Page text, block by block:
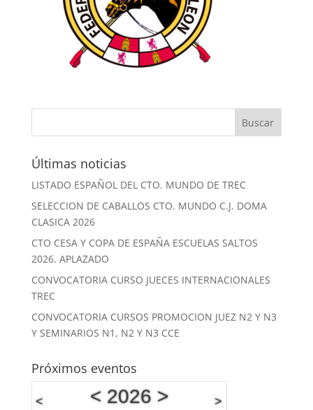
Últimas noticias
LISTADO ESPAÑOL DEL CTO. MUNDO DE TREC
SELECCION DE CABALLOS CTO. MUNDO C.J. DOMA
CLASICA 2026
CTO CESA Y COPA DE ESPAÑA ESCUELAS SALTOS
2026. APLAZADO
CONVOCATORIA CURSO JUECES INTERNACIONALES
TREC
CONVOCATORIA CURSOS PROMOCION JUEZ N2 Y N3
Y SEMINARIOS N1, N2 Y N3 CCE
Próximos eventos
< < 2026> >